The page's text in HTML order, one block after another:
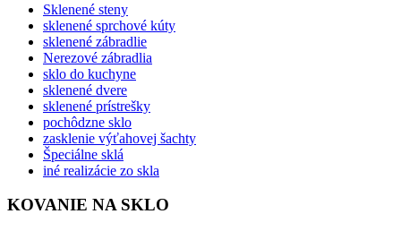
Sklenené steny
sklenené sprchové kúty
sklenené zábradlie
Nerezové zábradlia
sklo do kuchyne
sklenené dvere
sklenené prístrešky
pochôdzne sklo
zasklenie výťahovej šachty
Špeciálne sklá
iné realizácie zo skla
KOVANIE NA SKLO